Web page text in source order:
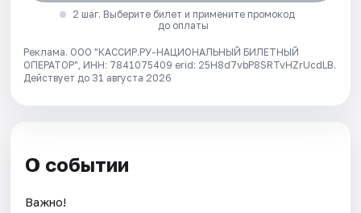
2 шаг. Выберите билет и примените промокод
до оплаты
Реклама. ООО "КАССИР.РУ-НАЦИОНАЛЬНЫЙ БИЛЕТНЫЙ
ОПЕРАТОР", ИНН: 7841075409 erid: 25H8d7vbP8SRTvHZrUcdLB.
Действует до 31 августа 2026
О событии
Важно!